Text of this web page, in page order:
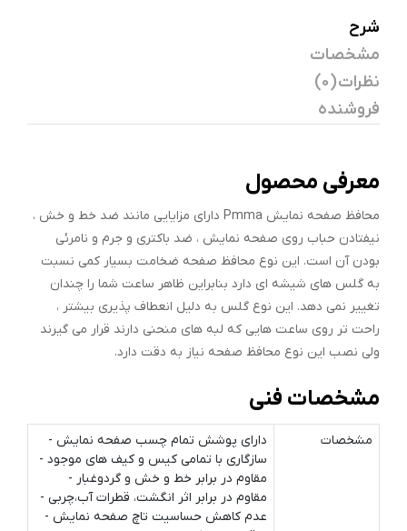
شرح
مشخصات
نظرات (0)
فروشنده
معرفی محصول
محافظ صفحه نمایش Pmma دارای مزایایی مانند ضد خط و خش ،
نیفتادن حباب روی صفحه نمایش ، ضد باکتری و جرم و نامرئی
بودن آن است. این نوع محافظ صفحه ضخامت بسیار کمی نسبت
به گلس های شیشه ای دارد بنابراین ظاهر ساعت شما را چندان
تغییر نمی دهد. این نوع گلس به دلیل انعطاف پذیری بیشتر ،
راحت تر روی ساعت هایی که لبه های منحنی دارند قرار می گیرند
ولی نصب این نوع محافظ صفحه نیاز به دقت دارد.
مشخصات فنی
مشخصات
دارای پوشش تمام چسب صفحه نمایش -
سازگاری با تمامی کیس و کیف های موجود -
مقاوم در برابر خط و خش و گردوغبار -
مقاوم در برابر اثر انگشت، قطرات آب،چربی -
عدم کاهش حساسیت تاچ صفحه نمایش -